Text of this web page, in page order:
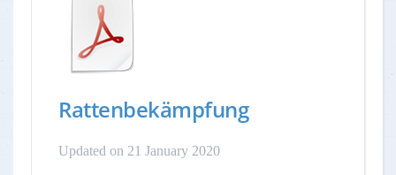
Rattenbekämpfung
Updated on 21 January 2020